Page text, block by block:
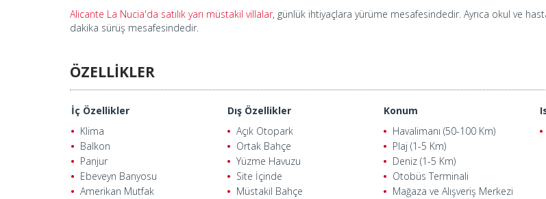
Alicante La Nucia'da satılık yarı müstakil villalar, günlük ihtiyaçlara yürüme mesafesindedir. Ayrıca okul ve
dakika sürüş mesafesindedir.
ÖZELLİKLER
İç Özellikler
Klima
Balkon
Panjur
Ebeveyn Banyosu
Amerikan Mutfak
Dış Özellikler
Açık Otopark
Ortak Bahçe
Yüzme Havuzu
Site İçinde
Müstakil Bahçe
Konum
Havalimanı (50-100 Km)
Plaj (1-5 Km)
Deniz (1-5 Km)
Otobüs Terminali
Mağaza ve Alışveriş Merkezi